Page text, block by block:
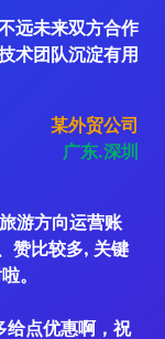
远未来双方合作
术团队沉淀有用
某外贸公司
广东.深圳
游方向运营账
赞比较多, 关键
。
给点优惠啊，祝